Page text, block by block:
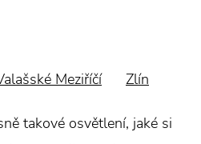
Meziříčí Zlín
takové osvětlení, jaké si